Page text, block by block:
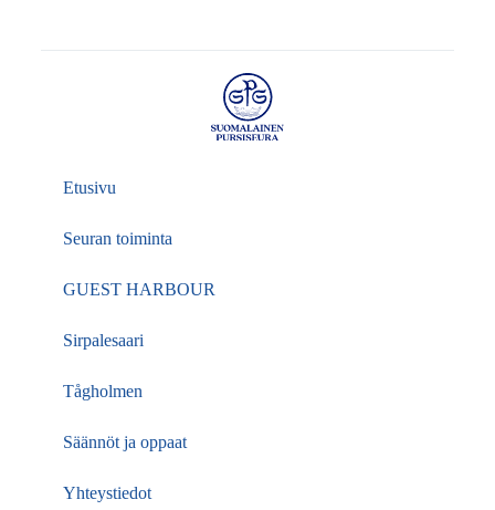
Etusivu
Seuran toiminta
GUEST HARBOUR
Sirpalesaari
Tågholmen
Säännöt ja oppaat
Yhteystiedot